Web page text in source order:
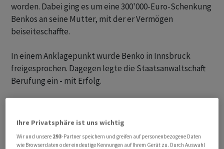
worden. Dabei ging es um eine 300'000-Euro-Schenkung
Benkos an seine Mutter, mit der er Vermögen
beiseiteschaffte.
In einem Anklagepunkt wurde Benko in Innsbruck
freigesprochen. Dagegen legte die Staatsanwaltschaft
Berufung ein - mit Erfolg.
Gründen auf. Deshalb muss ein Aspekt des Verfahrens in
Innsbruck noch einmal verhandelt werden, sagt die
Vorsitzende Richterin des OGH in Wien. Auch die Höhe
Ihre Privatsphäre ist uns wichtig
Wir und unsere 293-Partner speichern und greifen auf personenbezogene Daten
wie Browserdaten oder eindeutige Kennungen auf Ihrem Gerät zu. Durch Auswahl